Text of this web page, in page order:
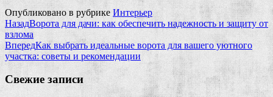
Опубликовано в рубрике Интерьер
НазадВорота для дачи: как обеспечить надежность и защиту от
взлома
ВпередКак выбрать идеальные ворота для вашего уютного
участка: советы и рекомендации
Свежие записи